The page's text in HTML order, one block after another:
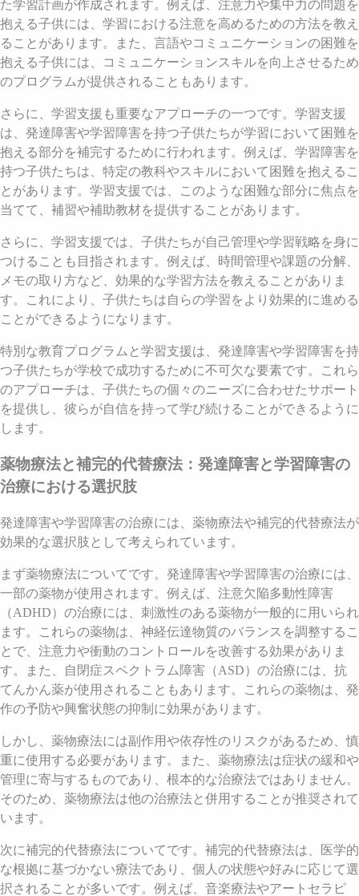
た学習計画が作成されます。例えば、注意力や集中力の問題を
抱える子供には、学習における注意を高めるための方法を教え
ることがあります。また、言語やコミュニケーションの困難を
抱える子供には、コミュニケーションスキルを向上させるため
のプログラムが提供されることもあります。
さらに、学習支援も重要なアプローチの一つです。学習支援
は、発達障害や学習障害を持つ子供たちが学習において困難を
抱える部分を補完するために行われます。例えば、学習障害を
持つ子供たちは、特定の教科やスキルにおいて困難を抱えるこ
とがあります。学習支援では、このような困難な部分に焦点を
当てて、補習や補助教材を提供することがあります。
さらに、学習支援では、子供たちが自己管理や学習戦略を身に
つけることも目指されます。例えば、時間管理や課題の分解、
メモの取り方など、効果的な学習方法を教えることがありま
す。これにより、子供たちは自らの学習をより効果的に進める
ことができるようになります。
特別な教育プログラムと学習支援は、発達障害や学習障害を持
つ子供たちが学校で成功するために不可欠な要素です。これら
のアプローチは、子供たちの個々のニーズに合わせたサポート
を提供し、彼らが自信を持って学び続けることができるように
します。
薬物療法と補完的代替療法：発達障害と学習障害の
治療における選択肢
発達障害や学習障害の治療には、薬物療法や補完的代替療法が
効果的な選択肢として考えられています。
まず薬物療法についてです。発達障害や学習障害の治療には、
一部の薬物が使用されます。例えば、注意欠陥多動性障害
（ADHD）の治療には、刺激性のある薬物が一般的に用いられ
ます。これらの薬物は、神経伝達物質のバランスを調整するこ
とで、注意力や衝動のコントロールを改善する効果がありま
す。また、自閉症スペクトラム障害（ASD）の治療には、抗
てんかん薬が使用されることもあります。これらの薬物は、発
作の予防や興奮状態の抑制に効果があります。
しかし、薬物療法には副作用や依存性のリスクがあるため、慎
重に使用する必要があります。また、薬物療法は症状の緩和や
管理に寄与するものであり、根本的な治療法ではありません。
そのため、薬物療法は他の治療法と併用することが推奨されて
います。
次に補完的代替療法についてです。補完的代替療法は、医学的
な根拠に基づかない療法であり、個人の状態や好みに応じて選
択されることが多いです。例えば、音楽療法やアートセラピ